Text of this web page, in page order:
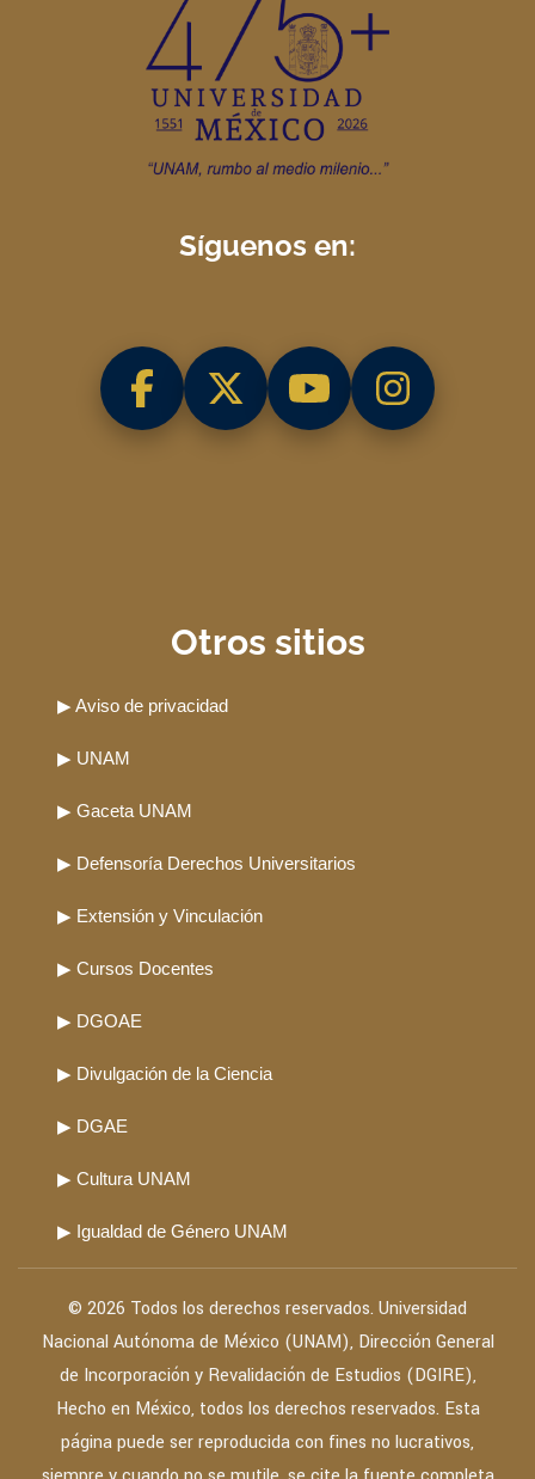
Síguenos en:
Otros sitios
▶ Aviso de privacidad
▶ UNAM
▶ Gaceta UNAM
▶ Defensoría Derechos Universitarios
▶ Extensión y Vinculación
▶ Cursos Docentes
▶ DGOAE
▶ Divulgación de la Ciencia
▶ DGAE
▶ Cultura UNAM
▶ Igualdad de Género UNAM
© 2026 Todos los derechos reservados. Universidad
Nacional Autónoma de México (UNAM), Dirección General
de Incorporación y Revalidación de Estudios (DGIRE),
Hecho en México, todos los derechos reservados. Esta
página puede ser reproducida con fines no lucrativos,